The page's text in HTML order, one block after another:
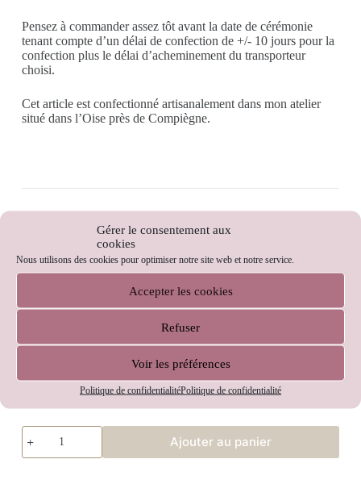
Gérer le consentement aux
cookies
Nous utilisons des cookies pour optimiser notre site web et notre service.
Accepter les cookies
Refuser
Voir les préférences
Politique de confidentialitéPolitique de confidentialité
Pensez à commander assez tôt avant la date de cérémonie
tenant compte d’un délai de confection de +/- 10 jours pour la
confection plus le délai d’acheminement du transporteur
choisi.
Cet article est confectionné artisanalement dans mon atelier
situé dans l’Oise près de Compiègne.
Broderie écharpe communiant
Ajouter au panier